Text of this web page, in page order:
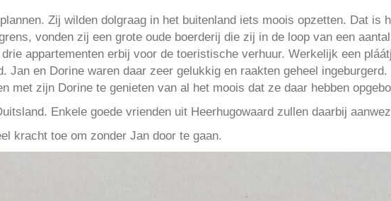
Zij wilden dolgraag in het buitenland iets moois opzetten. Dat is
vonden zij een grote oude boerderij die zij in de loop van een
appartementen erbij voor de toeristische verhuur. Werkelijk een
Jan en Dorine waren daar zeer gelukkig en raakten geheel
met zijn Dorine te genieten van al het moois dat ze daar hebben
Enkele goede vrienden uit Heerhugowaard zullen daarbij
kracht toe om zonder Jan door te gaan.